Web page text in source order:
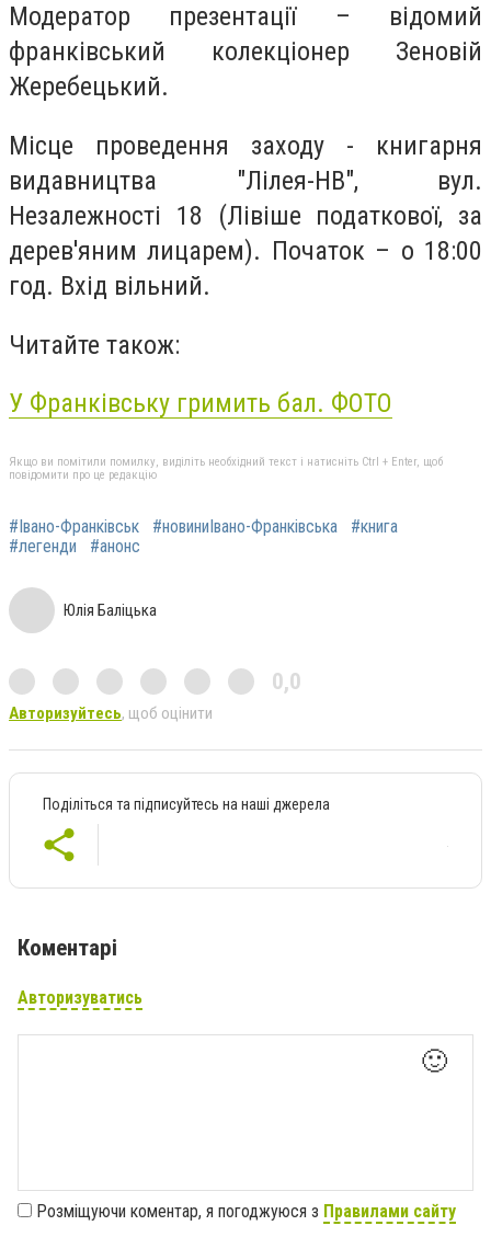
Модератор презентації – відомий
франківський колекціонер Зеновій
Жеребецький.
Місце проведення заходу - книгарня
видавництва "Лілея-НВ", вул.
Незалежності 18 (Лівіше податкової, за
дерев'яним лицарем). Початок – о 18:00
год. Вхід вільний.
Читайте також:
У Франківську гримить бал. ФОТО
Якщо ви помітили помилку, виділіть необхідний текст і натисніть Ctrl + Enter, щоб
повідомити про це редакцію
#Івано-Франківськ #новиниІвано-Франківська
#книга
#легенди
#анонс
Юлія Баліцька
0,0
Авторизуйтесь, щоб оцінити
Поділіться та підписуйтесь на наші джерела
Коментарі
Авторизуватись
🙂
Розміщуючи коментар, я погоджуюся з Правилами сайту